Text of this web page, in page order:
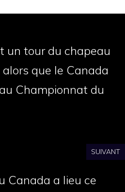
un tour du chapeau
que le Canada
Championnat du
SUIVANT
Canada a lieu ce